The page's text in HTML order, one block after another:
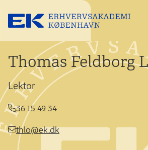
Thomas Feldborg
Lektor
36 15 49 34
thlo@ek.dk